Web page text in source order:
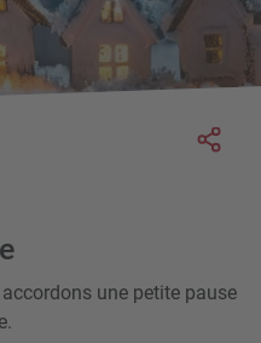
une petite pause